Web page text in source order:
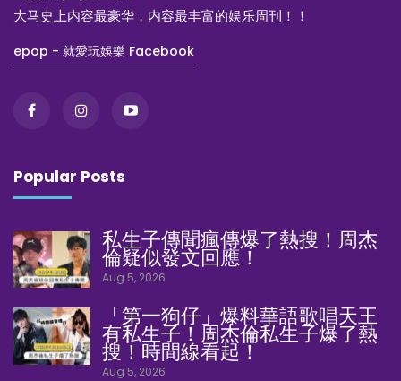
大马史上内容最豪华，内容最丰富的娱乐周刊！！
epop - 就愛玩娛樂 Facebook
Popular Posts
私生子傳聞瘋傳爆了熱搜！周杰
倫疑似發文回應！
Aug 5, 2026
「第一狗仔」爆料華語歌唱天王
有私生子！周杰倫私生子爆了熱
搜！時間線看起！
Aug 5, 2026